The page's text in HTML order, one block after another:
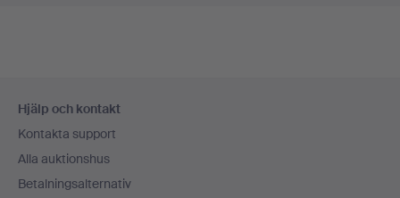
Hjälp och kontakt
Kontakta support
Alla auktionshus
Betalningsalternativ